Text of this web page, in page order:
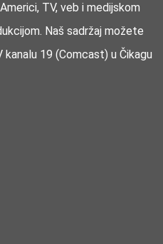
TV, veb i medijskom
Naš sadržaj možete
19 (Comcast) u Čikagu